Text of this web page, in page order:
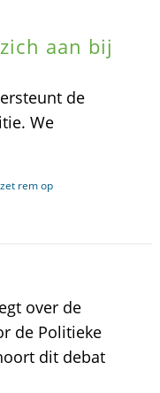
aan bij
de
We
rem op
over de
de Politieke
dit debat